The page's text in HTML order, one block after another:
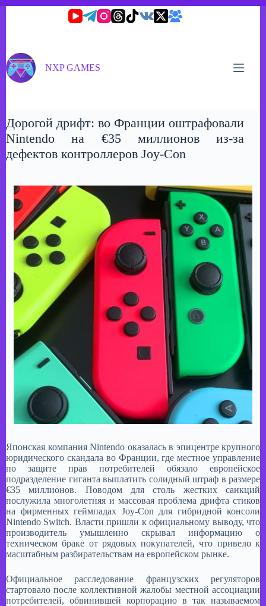
NXP GAMES
Дорогой дрифт: во Франции оштрафовали
Nintendo на €35 миллионов из-за
дефектов контроллеров Joy-Con
Японская компания Nintendo оказалась в эпицентре крупного
юридического скандала во Франции, где местное управление
по защите прав потребителей обязало европейское
подразделение гиганта выплатить солидный штраф в размере
€35 миллионов. Поводом для столь жестких санкций
послужила многолетняя и массовая проблема дрифта стиков
на фирменных геймпадах Joy-Con для гибридной консоли
Nintendo Switch. Власти пришли к официальному выводу, что
производитель умышленно скрывал информацию о
техническом браке от рядовых покупателей, что привело к
масштабным разбирательствам на европейском рынке. ​
Официальное расследование французских регуляторов
стартовало после коллективной жалобы местной ассоциации
потребителей, обвинившей корпорацию в так называемом